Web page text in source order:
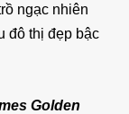
ngạc nhiên
đô thị đẹp bậc
Golden